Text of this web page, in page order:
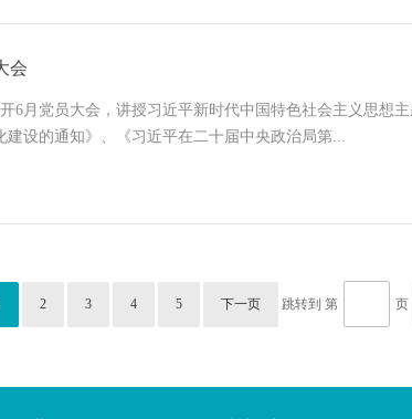
会
6月党员大会，讲授习近平新时代中国特色社会主义思想
建设的通知》、《习近平在二十届中央政治局第...
2 3 4 5 下一页 跳转到 第 页